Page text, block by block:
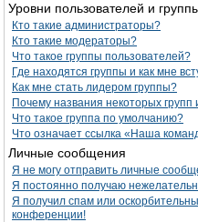
Уровни пользователей и
Кто такие администраторы?
Кто такие модераторы?
Что такое группы пользователей?
Где находятся группы и как мне
Как мне стать лидером группы?
Почему названия некоторых
Что такое группа по умолчанию?
Что означает ссылка «Наша
Личные сообщения
Я не могу отправить личные
Я постоянно получаю
Я получил спам или
конференции!